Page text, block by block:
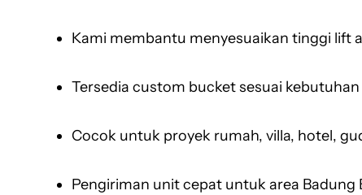
Kami membantu menyesuaikan tinggi lift
Tersedia custom bucket sesuai
Cocok untuk proyek rumah, villa, hotel,
Pengiriman unit cepat untuk area Badung